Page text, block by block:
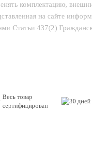
комплектацию,
на сайте
Статьи 437(2)
Весь товар
сертифицирован